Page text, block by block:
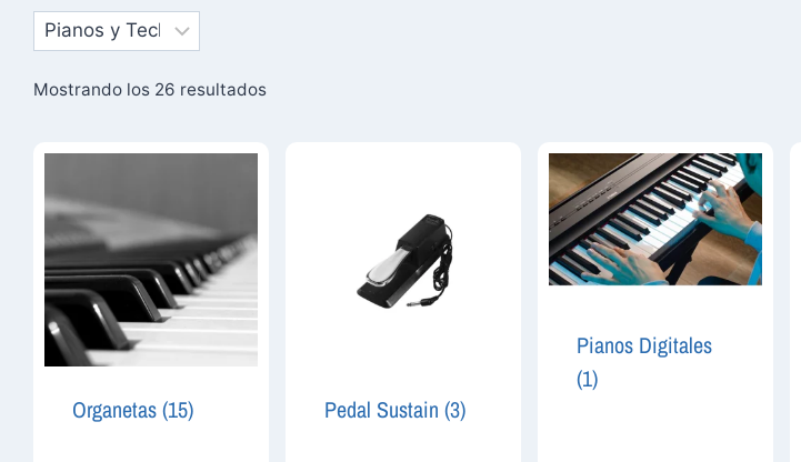
Mostrando los 26 resultados
Organetas(15) Pedal Sustain (3)
Pianos Digitales
(1)